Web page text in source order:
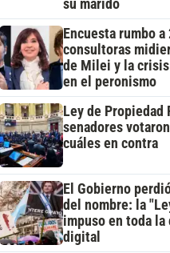
su marido
Encuesta rumbo
consultoras
de Milei y la
en el peronismo
Ley de Propiedad
senadores
cuáles en contra
El Gobierno
del nombre: la
impuso en toda la
digital